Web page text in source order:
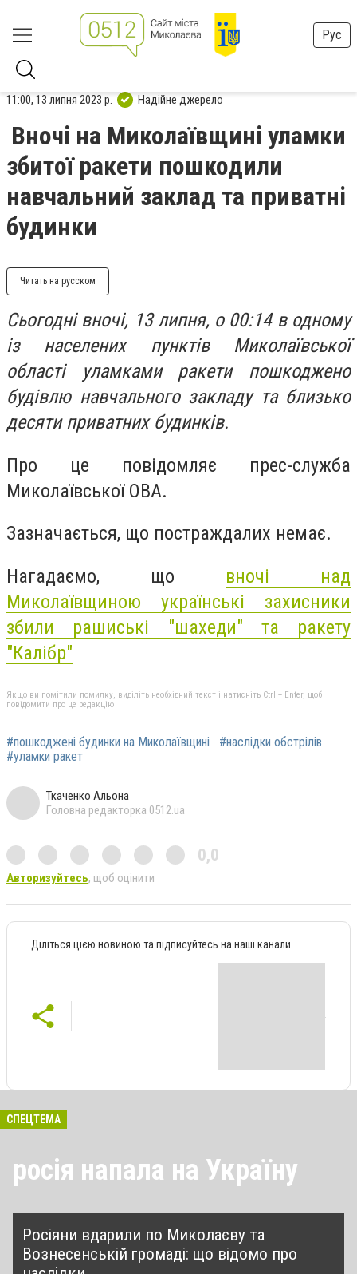
Рус
11:00, 13 липня 2023 р. Надійне джерело
Вночі на Миколаївщині уламки
збитої ракети пошкодили
навчальний заклад та приватні
будинки
Читать на русском
Сьогодні вночі, 13 липня, о 00:14 в одному
із населених пунктів Миколаївської
області уламками ракети пошкоджено
будівлю навчального закладу та близько
десяти приватних будинків.
Про це повідомляє прес-служба
Миколаївської ОВА.
Зазначається, що постраждалих немає.
Нагадаємо, що вночі над
Миколаївщиною українські захисники
збили рашиські "шахеди" та ракету
"Калібр"
Якщо ви помітили помилку, виділіть необхідний текст і натисніть Ctrl + Enter, щоб
повідомити про це редакцію
#пошкоджені будинки на Миколаївщині
#наслідки обстрілів
#уламки ракет
Ткаченко Альона
Головна редакторка 0512.ua
0,0
Авторизуйтесь, щоб оцінити
Діліться цією новиною та підписуйтесь на наші канали
СПЕЦТЕМА
росія напала на Україну
Росіяни вдарили по Миколаєву та
Вознесенській громаді: що відомо про